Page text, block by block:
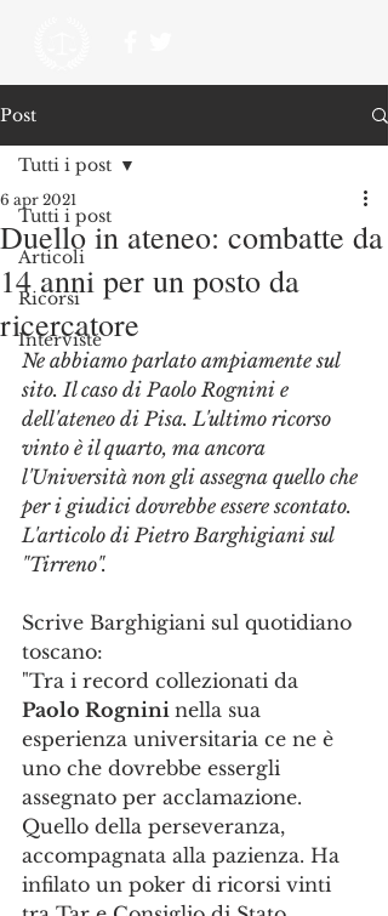
Post
Tutti i post
Articoli
Ricorsi
Interviste
Tutti i post
Duello in ateneo: combatte da
14 anni per un posto da
ricercatore
6 apr 2021
Ne abbiamo parlato ampiamente sul
sito. Il caso di Paolo Rognini e
dell'ateneo di Pisa. L'ultimo ricorso
vinto è il quarto, ma ancora
l'Università non gli assegna quello che
per i giudici dovrebbe essere scontato.
L'articolo di Pietro Barghigiani sul
"Tirreno".
Scrive Barghigiani sul quotidiano
toscano:
"Tra i record collezionati da
Paolo Rognini nella sua
esperienza universitaria ce ne è
uno che dovrebbe essergli
assegnato per acclamazione.
Quello della perseveranza,
accompagnata alla pazienza. Ha
infilato un poker di ricorsi vinti